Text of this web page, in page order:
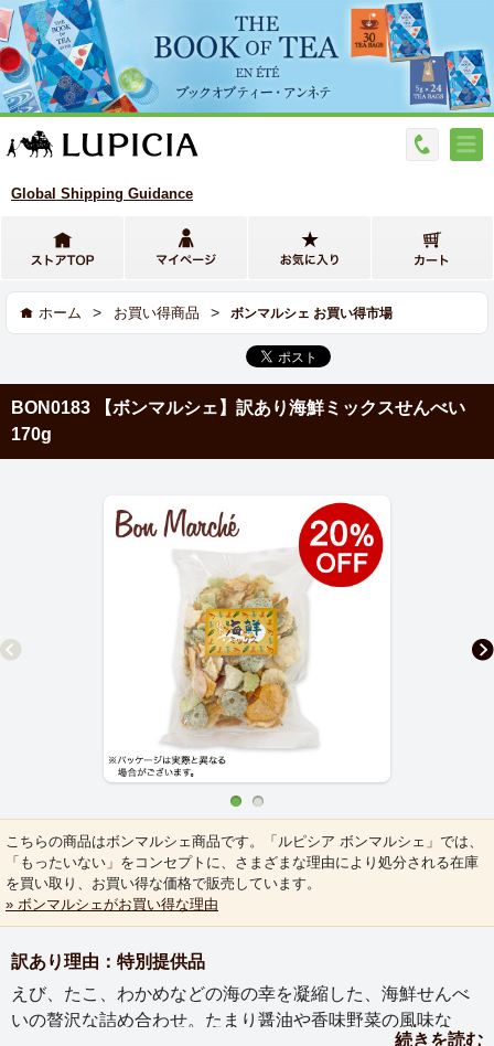
Global Shipping Guidance
ホーム > お買い得商品 > ボンマルシェ お買い得市場
BON0183 【ボンマルシェ】訳あり海鮮ミックスせんべい
170g
こちらの商品はボンマルシェ商品です。「ルピシア ボンマルシェ」では、
「もったいない」をコンセプトに、さまざまな理由により処分される在庫
を買い取り、お買い得な価格で販売しています。
» ボンマルシェがお買い得な理由
訳あり理由：特別提供品
えび、たこ、わかめなどの海の幸を凝縮した、海鮮せんべ
いの贅沢な詰め合わせ。たまり醤油や香味野菜の風味な
続きを読む